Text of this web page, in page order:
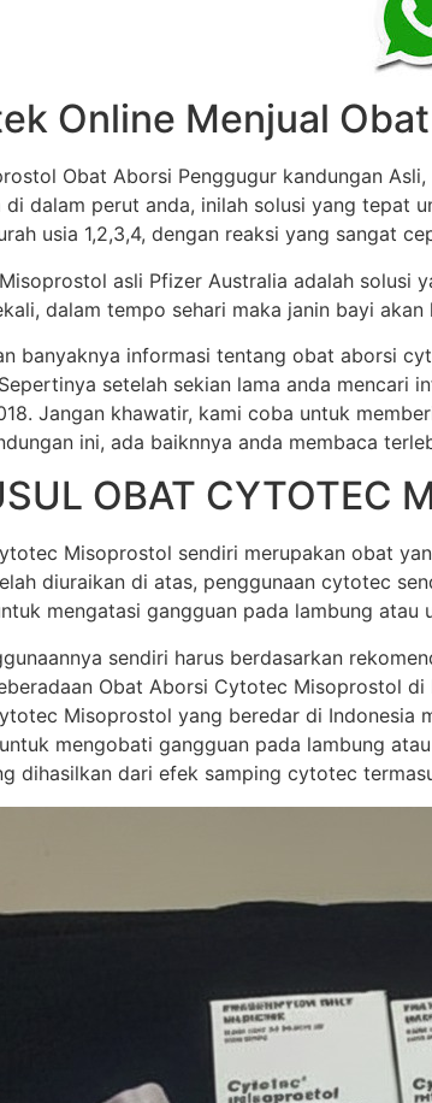
Online Menjual
Obat Aborsi Penggugur kandungan
di dalam perut anda, inilah solusi yang tepat
usia 1,2,3,4, dengan reaksi yang sangat
asli Pfizer Australia adalah solusi
dalam tempo sehari maka janin bayi
banyaknya informasi tentang obat aborsi
setelah sekian lama anda mencari
Jangan khawatir, kami coba untuk
ini, ada baiknnya anda membaca
OBAT CYTOTEC
Misoprostol sendiri merupakan obat
diuraikan di atas, penggunaan cytotec
mengatasi gangguan pada lambung atau
sendiri harus berdasarkan
Obat Aborsi Cytotec Misoprostol
Misoprostol yang beredar di Indonesia
mengobati gangguan pada lambung
dihasilkan dari efek samping cytotec